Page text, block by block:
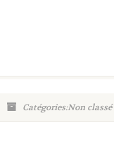
Catégories:Non classé